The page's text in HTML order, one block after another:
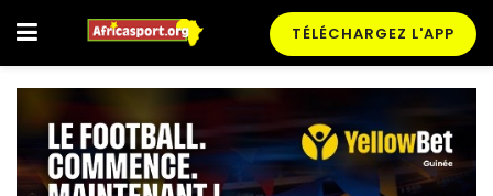
TÉLÉCHARGEZ L'APP